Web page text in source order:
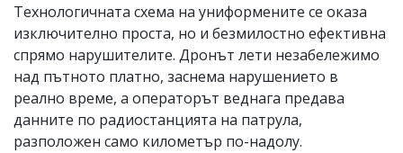
Технологичната схема на униформените се оказа
изключително проста, но и безмилостно ефективна
спрямо нарушителите. Дронът лети незабележимо
над пътното платно, заснема нарушението в
реално време, а операторът веднага предава
данните по радиостанцията на патрула,
разположен само километър по-надолу.